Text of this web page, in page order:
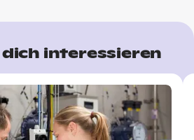
dich interessieren